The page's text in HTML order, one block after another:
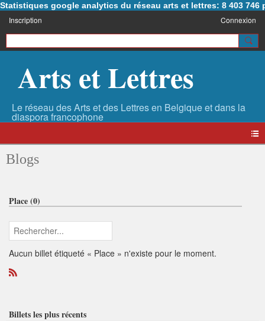
Statistiques google analytics du réseau arts et lettres: 8 403 746
Inscription Connexion
Arts et Lettres
Blogs
Place (0)
Aucun billet étiqueté « Place » n'existe pour le moment.
R
Billets les plus récents